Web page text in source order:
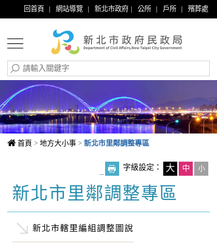
回首頁 | 網站導覽 | 新北市政府 | 公所 | 戶所 | 殯葬處
首頁 > 地方大小事 > 新北市里鄰調整專區
字級設定： 大 中 小
中央內容區塊
新北市里鄰調整專區
新北市轄里編組調整圖說